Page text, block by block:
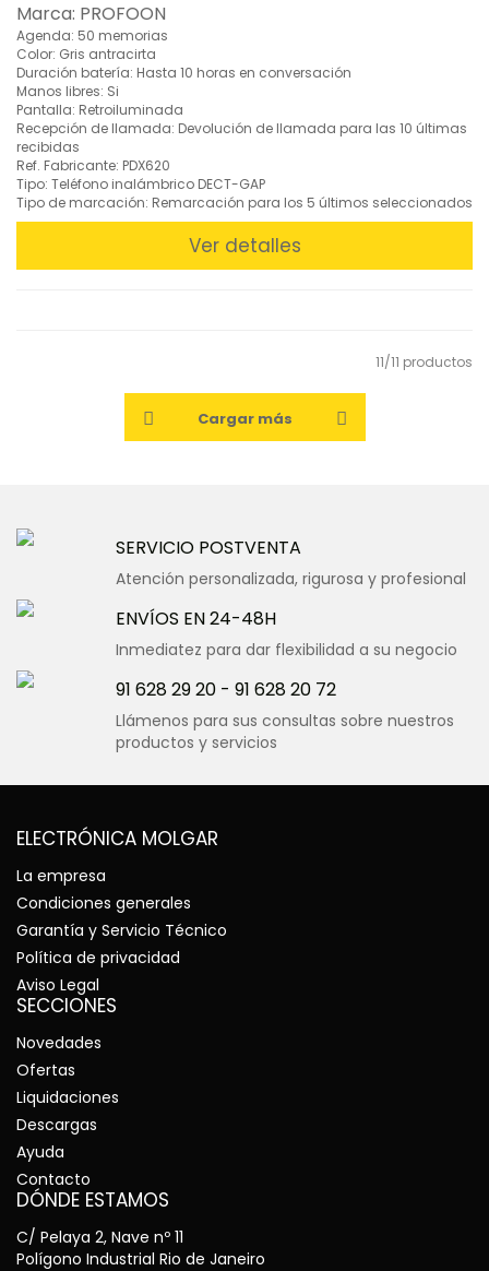
Marca: PROFOON
Agenda: 50 memorias
Color: Gris antracirta
Duración batería: Hasta 10 horas en conversación
Manos libres: Si
Pantalla: Retroiluminada
Recepción de llamada: Devolución de llamada para las 10 últimas
recibidas
Ref. Fabricante: PDX620
Tipo: Teléfono inalámbrico DECT-GAP
Tipo de marcación: Remarcación para los 5 últimos seleccionados
Ver detalles
11/11 productos
Cargar más
SERVICIO POSTVENTA
Atención personalizada, rigurosa y profesional
ENVÍOS EN 24-48H
Inmediatez para dar flexibilidad a su negocio
91 628 29 20- 91 628 20 72
Llámenos para sus consultas sobre nuestros
productos y servicios
ELECTRÓNICA MOLGAR
La empresa
Condiciones generales
Garantía y Servicio Técnico
Política de privacidad
Aviso Legal
SECCIONES
Novedades
Ofertas
Liquidaciones
Descargas
Ayuda
Contacto
DÓNDE ESTAMOS
C/ Pelaya 2, Nave nº 11
Polígono Industrial Rio de Janeiro